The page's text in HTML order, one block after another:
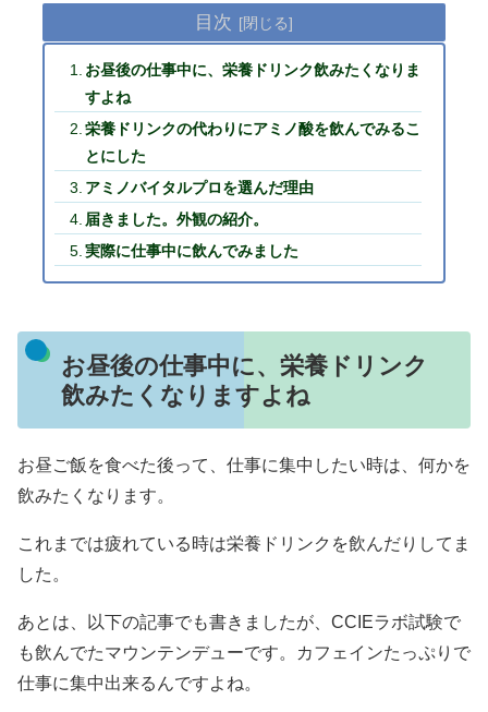
目次
お昼後の仕事中に、栄養ドリンク飲みたくなりま
すよね
栄養ドリンクの代わりにアミノ酸を飲んでみるこ
とにした
アミノバイタルプロを選んだ理由
届きました。外観の紹介。
実際に仕事中に飲んでみました
お昼後の仕事中に、栄養ドリンク
飲みたくなりますよね
お昼ご飯を食べた後って、仕事に集中したい時は、何かを
飲みたくなります。
これまでは疲れている時は栄養ドリンクを飲んだりしてま
した。
あとは、以下の記事でも書きましたが、CCIEラボ試験で
も飲んでたマウンテンデューです。カフェインたっぷりで
仕事に集中出来るんですよね。